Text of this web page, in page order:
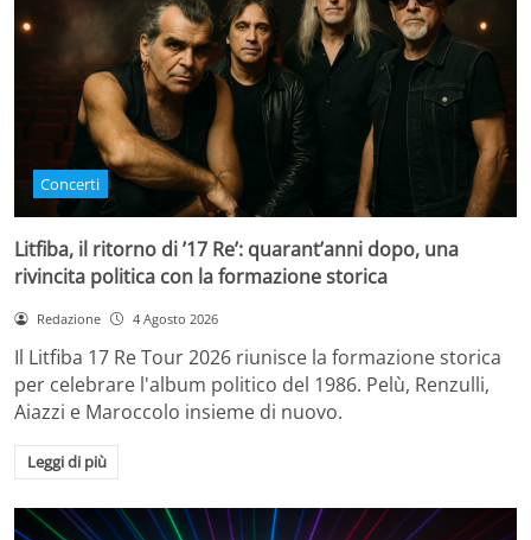
Concerti
Litfiba, il ritorno di ’17 Re’: quarant’anni dopo, una
rivincita politica con la formazione storica
Redazione 4 Agosto 2026
Il Litfiba 17 Re Tour 2026 riunisce la formazione storica
per celebrare l'album politico del 1986. Pelù, Renzulli,
Aiazzi e Maroccolo insieme di nuovo.
Leggi di più